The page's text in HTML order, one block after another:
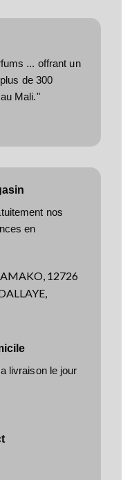
... offrant un
de 300
Mali."
nos
en
12726
livraison le jour